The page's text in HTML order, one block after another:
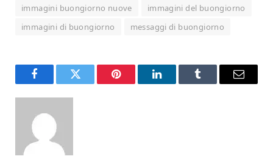
immagini buongiorno nuove
immagini del buongiorno
immagini di buongiorno
messaggi di buongiorno
FacebookTwitter Pinterest LinkedInTumblr Email